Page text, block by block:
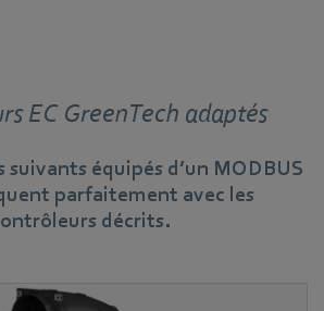
EC GreenTech adaptés
équipés d’un MODBUS
parfaitement avec les
décrits.